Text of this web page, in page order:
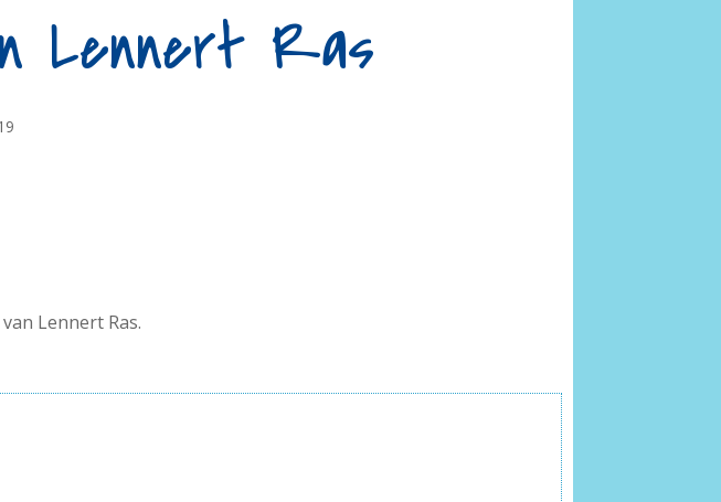
Lennert Ras
Lennert Ras.